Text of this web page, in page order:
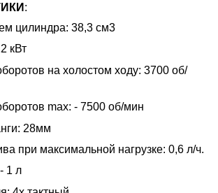
:
цилиндра: 38,3 см3
кВт
на холостом ходу: 3700 об/
max: - 7500 об/мин
28мм
при максимальной нагрузке: 0,6 л/ч.
1 л